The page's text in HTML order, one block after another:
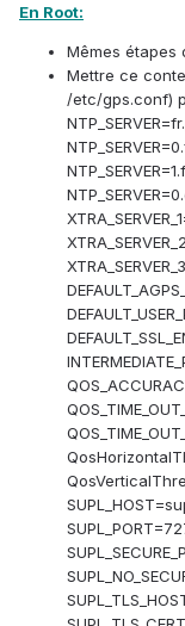
En Root:
Mêmes étapes
Mettre ce
/etc/gps.conf)